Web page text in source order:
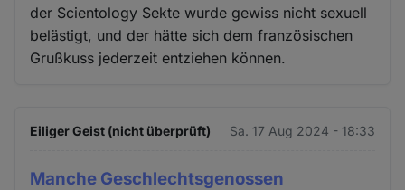
der Scientology Sekte wurde gewiss nicht sexuell
belästigt, und der hätte sich dem französischen
Grußkuss jederzeit entziehen können.
Eiliger Geist (nicht überprüft) Sa. 17 Aug 2024 - 18:33
Manche Geschlechtsgenossen